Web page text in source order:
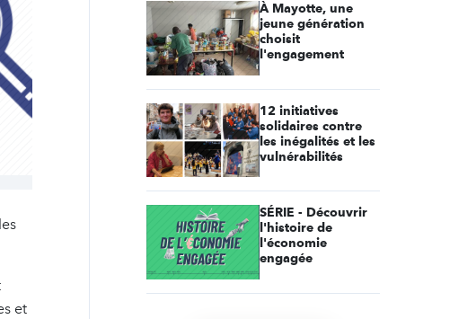
et
À Mayotte, une
jeune génération
choisit
l'engagement
12 initiatives
solidaires contre
les inégalités et les
vulnérabilités
SÉRIE - Découvrir
l'histoire de
l'économie
engagée